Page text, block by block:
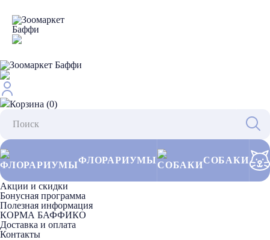
Корзина (0)
ФЛОРАРИУМЫ СОБАКИ
Акции и скидки
Бонусная программа
Полезная информация
КОРМА БАФФИКО
Доставка и оплата
Контакты